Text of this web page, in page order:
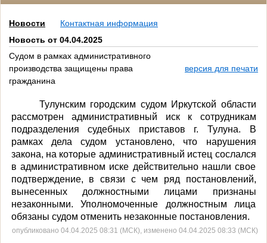
Новости
Контактная информация
Новость от 04.04.2025
Судом в рамках административного
производства защищены права
гражданина
версия для печати
Тулунским городским судом Иркутской области
рассмотрен административный иск к сотрудникам
подразделения судебных приставов г. Тулуна. В
рамках дела судом установлено, что нарушения
закона, на которые административный истец сослался
в административном иске действительно нашли свое
подтверждение, в связи с чем ряд постановлений,
вынесенных должностными лицами признаны
незаконными. Уполномоченные должностным лица
обязаны судом отменить незаконные постановления.
опубликовано 04.04.2025 08:31 (МСК), изменено 04.04.2025 08:33 (МСК)